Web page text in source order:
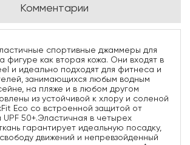
Комментарии
спортивные джаммеры для
фигуре как вторая кожа. Они входят в
и идеально подходят для фитнеса и
занимающихся любым водным
на пляже и в любом другом
из устойчивой к хлору и соленой
Eco со встроенной защитой от
50+.Эластичная в четырех
гарантирует идеальную посадку,
движений и непревзойденный